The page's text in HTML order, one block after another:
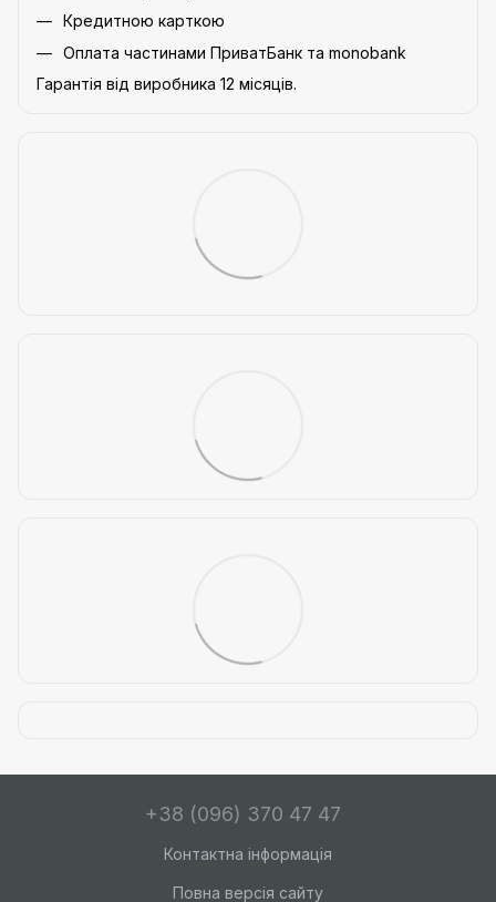
Кредитною карткою
Оплата частинами ПриватБанк та monobank
Гарантія від виробника 12 місяців.
+38 (096) 370 47 47
Контактна інформація
Повна версія сайту